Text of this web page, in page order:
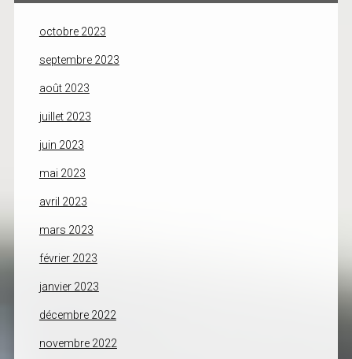
octobre 2023
septembre 2023
août 2023
juillet 2023
juin 2023
mai 2023
avril 2023
mars 2023
février 2023
janvier 2023
décembre 2022
novembre 2022